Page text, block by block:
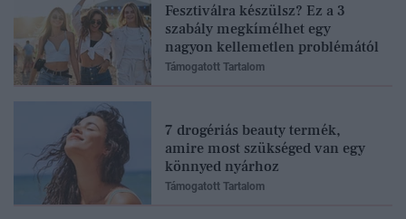
Fesztiválra készülsz? Ez a 3
szabály megkímélhet egy
nagyon kellemetlen problémától
Támogatott Tartalom
7 drogériás beauty termék,
amire most szükséged van egy
könnyed nyárhoz
Támogatott Tartalom